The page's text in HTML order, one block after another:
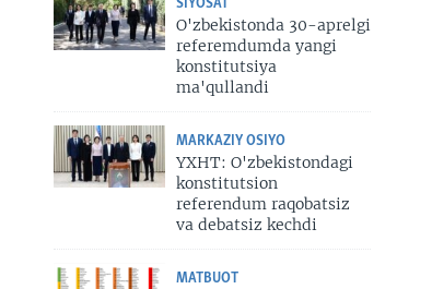
SIYOSAT
O'zbekistonda 30-aprelgi
referemdumda yangi
konstitutsiya
ma'qullandi
MARKAZIY OSIYO
YXHT: O'zbekistondagi
konstitutsion
referendum raqobatsiz
va debatsiz kechdi
MATBUOT